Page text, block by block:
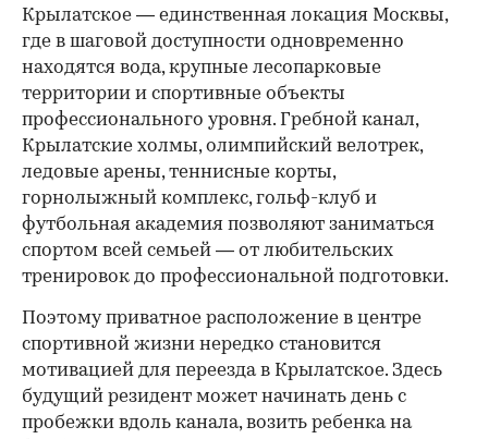
Крылатское — единственная локация Москвы,
где в шаговой доступности одновременно
находятся вода, крупные лесопарковые
территории и спортивные объекты
профессионального уровня. Гребной канал,
Крылатские холмы, олимпийский велотрек,
ледовые арены, теннисные корты,
горнолыжный комплекс, гольф-клуб и
футбольная академия позволяют заниматься
спортом всей семьей — от любительских
тренировок до профессиональной подготовки.
Поэтому приватное расположение в центре
спортивной жизни нередко становится
мотивацией для переезда в Крылатское. Здесь
будущий резидент может начинать день с
пробежки вдоль канала, возить ребенка на